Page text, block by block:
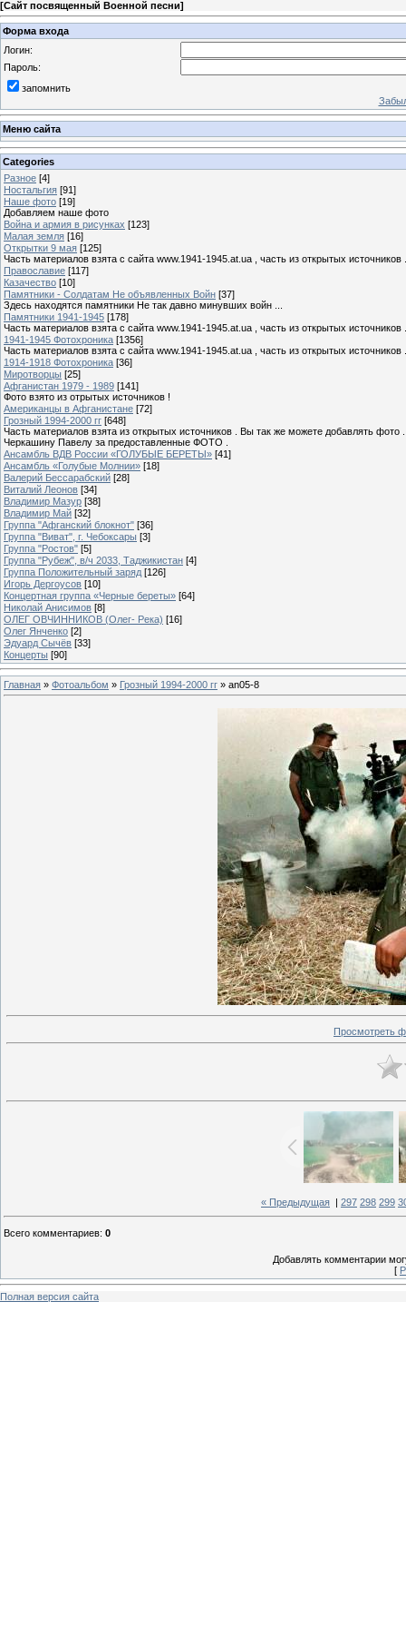
[Сайт посвященный Военной песни]
Форма входа
Логин:
Пароль:
запомнить
Меню сайта
Categories
Разное [4]
Ностальгия [91]
Наше фото [19]
Добавляем наше фото
Война и армия в рисунках [123]
Малая земля [16]
Открытки 9 мая [125]
Часть материалов взята с сайта www.1941-1945.at.ua , часть из открытых
Православие [117]
Казачество [10]
Памятники - Солдатам Не объявленных Войн [37]
Здесь находятся памятники Не так давно минувших войн ...
Памятники 1941-1945 [178]
Часть материалов взята с сайта www.1941-1945.at.ua , часть из открытых
1941-1945 Фотохроника [1356]
Часть материалов взята с сайта www.1941-1945.at.ua , часть из открытых
1914-1918 Фотохроника [36]
Миротворцы [25]
Афганистан 1979 - 1989 [141]
Фото взято из отрытых источников !
Американцы в Афганистане [72]
Грозный 1994-2000 гг [648]
Часть материалов взята из открытых источников . Вы так же можете добавлять
Черкашину Павелу за предоставленные ФОТО .
Ансамбль ВДВ России «ГОЛУБЫЕ БЕРЕТЫ» [41]
Ансамбль «Голубые Молнии» [18]
Валерий Бессарабский [28]
Виталий Леонов [34]
Владимир Мазур [38]
Владимир Май [32]
Группа "Афганский блокнот" [36]
Группа "Виват", г. Чебоксары [3]
Группа "Ростов" [5]
Группа "Рубеж", в/ч 2033, Таджикистан [4]
Группа Положительный заряд [126]
Игорь Дергоусов [10]
Концертная группа «Черные береты» [64]
Николай Анисимов [8]
ОЛЕГ ОВЧИННИКОВ (Олег- Река) [16]
Олег Янченко [2]
Эдуард Сычёв [33]
Концерты [90]
Главная » Фотоальбом » Грозный 1994-2000 гг » an05-8
Просмотреть
« Предыдущая 297 298 299
Всего комментариев: 0
Добавлять комментарии
[
Полная версия сайта